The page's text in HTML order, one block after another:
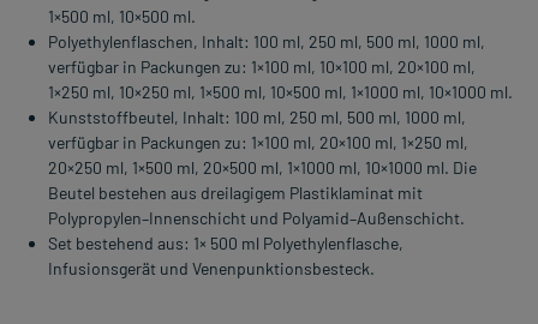
1×500 ml, 10×500 ml.
Polyethylenflaschen, Inhalt: 100 ml, 250 ml, 500 ml, 1000 ml,
verfügbar in Packungen zu: 1×100 ml, 10×100 ml, 20×100 ml,
1×250 ml, 10×250 ml, 1×500 ml, 10×500 ml, 1×1000 ml, 10×1000 ml.
Kunststoffbeutel, Inhalt: 100 ml, 250 ml, 500 ml, 1000 ml,
verfügbar in Packungen zu: 1×100 ml, 20×100 ml, 1×250 ml,
20×250 ml, 1×500 ml, 20×500 ml, 1×1000 ml, 10×1000 ml. Die
Beutel bestehen aus dreilagigem Plastiklaminat mit
Polypropylen–Innenschicht und Polyamid–Außenschicht.
Set bestehend aus: 1× 500 ml Polyethylenflasche,
Infusionsgerät und Venenpunktionsbesteck.